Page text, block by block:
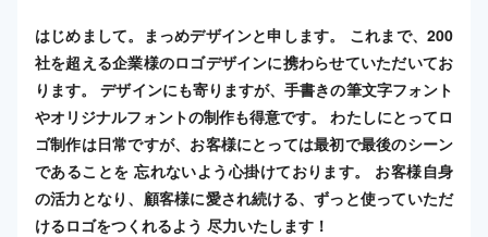
はじめまして。まっめデザインと申します。 これまで、200
社を超える企業様のロゴデザインに携わらせていただいてお
ります。 デザインにも寄りますが、手書きの筆文字フォント
やオリジナルフォントの制作も得意です。 わたしにとってロ
ゴ制作は日常ですが、お客様にとっては最初で最後のシーン
であることを 忘れないよう心掛けております。 お客様自身
の活力となり、顧客様に愛され続ける、ずっと使っていただ
けるロゴをつくれるよう 尽力いたします！